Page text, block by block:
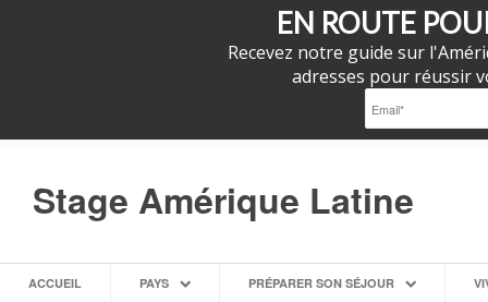
Stage Amérique Latine
ACCUEIL PAYS PRÉPARER SON SÉJOUR
EN ROUTE
Recevez notre guide sur
adresses pour réussir